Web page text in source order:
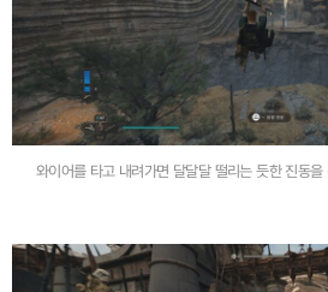
와이어를 타고 내려가면 달달달 떨리는 듯한 진동